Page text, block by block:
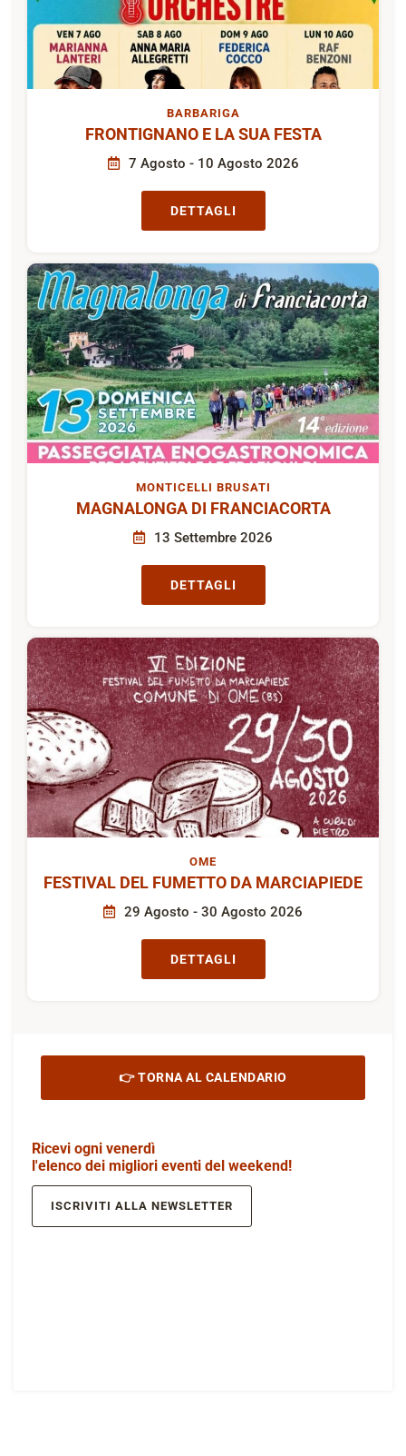
BARBARIGA
FRONTIGNANO E LA SUA FESTA
7 Agosto - 10 Agosto 2026
DETTAGLI
MONTICELLI BRUSATI
MAGNALONGA DI FRANCIACORTA
13 Settembre 2026
DETTAGLI
OME
FESTIVAL DEL FUMETTO DA MARCIAPIEDE
29 Agosto - 30 Agosto 2026
DETTAGLI
👉 TORNA AL CALENDARIO
Ricevi ogni venerdì
l'elenco dei migliori eventi del weekend!
ISCRIVITI ALLA NEWSLETTER